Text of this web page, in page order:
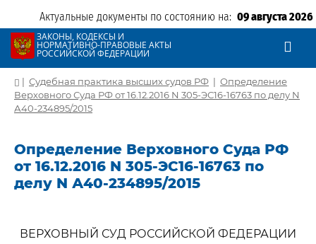
Актуальные документы по состоянию на: 09 августа 2026
ЗАКОНЫ, КОДЕКСЫ И
НОРМАТИВНО-ПРАВОВЫЕ АКТЫ
РОССИЙСКОЙ ФЕДЕРАЦИИ
| Судебная практика высших судов РФ | Определение
Верховного Суда РФ от 16.12.2016 N 305-ЭС16-16763 по делу N
А40-234895/2015
Определение Верховного Суда РФ
от 16.12.2016 N 305-ЭС16-16763 по
делу N А40-234895/2015
ВЕРХОВНЫЙ СУД РОССИЙСКОЙ ФЕДЕРАЦИИ